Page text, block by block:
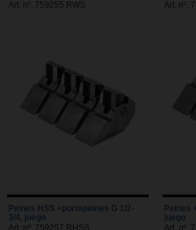
Art. nº. 759255 RWS
Art. nº.
Peines HSS +portapeines G 1/2-
3/4, juego
Art. nº. 759257 RHSS
Peines
juego
Art. nº.